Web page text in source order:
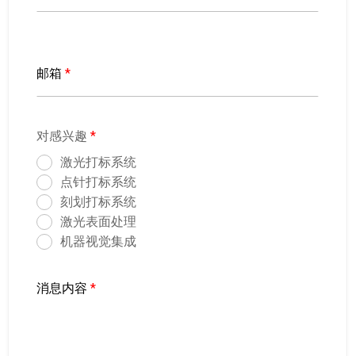
邮箱 *
对感兴趣 *
激光打标系统
点针打标系统
刻划打标系统
激光表面处理
机器视觉集成
消息内容 *